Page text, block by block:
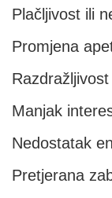
Plačljivost ili
Promjena
Razdražljivost
Manjak
Nedostatak
Pretjerana